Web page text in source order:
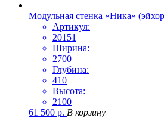
Модульная стенка «Ника»
Артикул:
20151
Ширина:
2700
Глубина:
410
Высота:
2100
61 500 р. В корзину